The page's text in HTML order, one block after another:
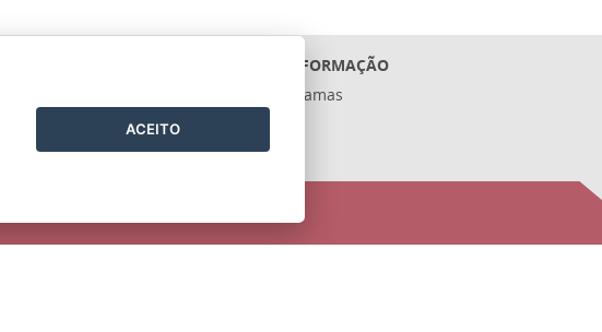
ACESSO À INFORMAÇÃO
Ações e Programas
Contratos
ACEITO